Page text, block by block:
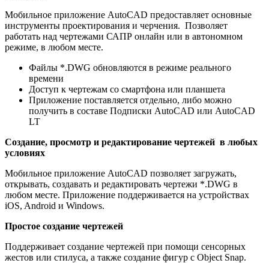
Мобильное приложение AutoCAD предоставляет основные
инструменты проектирования и черчения. Позволяет
работать над чертежами САПР онлайн или в автономном
режиме, в любом месте.
Файлы *.DWG обновляются в режиме реального
времени
Доступ к чертежам со смартфона или планшета
Приложение поставляется отдельно, либо можно
получить в составе Подписки AutoCAD или AutoCAD
LT
Создание, просмотр и редактирование чертежей в любых
условиях
Мобильное приложение AutoCAD позволяет загружать,
открывать, создавать и редактировать чертежи *.DWG в
любом месте. Приложение поддерживается на устройствах
iOS, Android и Windows.
Простое создание чертежей
Поддерживает создание чертежей при помощи сенсорных
жестов или стилуса, а также создание фигур с Object Snap.